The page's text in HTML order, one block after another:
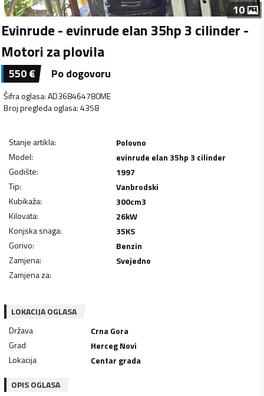
10
Evinrude - evinrude elan 35hp 3 cilinder -
Motori za plovila
550€ Po dogovoru
Šifra oglasa:AD368464780ME
Broj pregleda oglasa:4358
Stanje artikla:
Polovno
Model:
evinrude elan 35hp 3 cilinder
Godište:
1997
Tip:
Vanbrodski
Kubikaža: 300cm3
Kilovata: 26kW
Konjska snaga: 35KS
Gorivo:
Benzin
Zamjena:
Svejedno
Zamjena za:
LOKACIJA OGLASA
Država
Crna Gora
Grad
Herceg Novi
Lokacija
Centar grada
OPIS OGLASA